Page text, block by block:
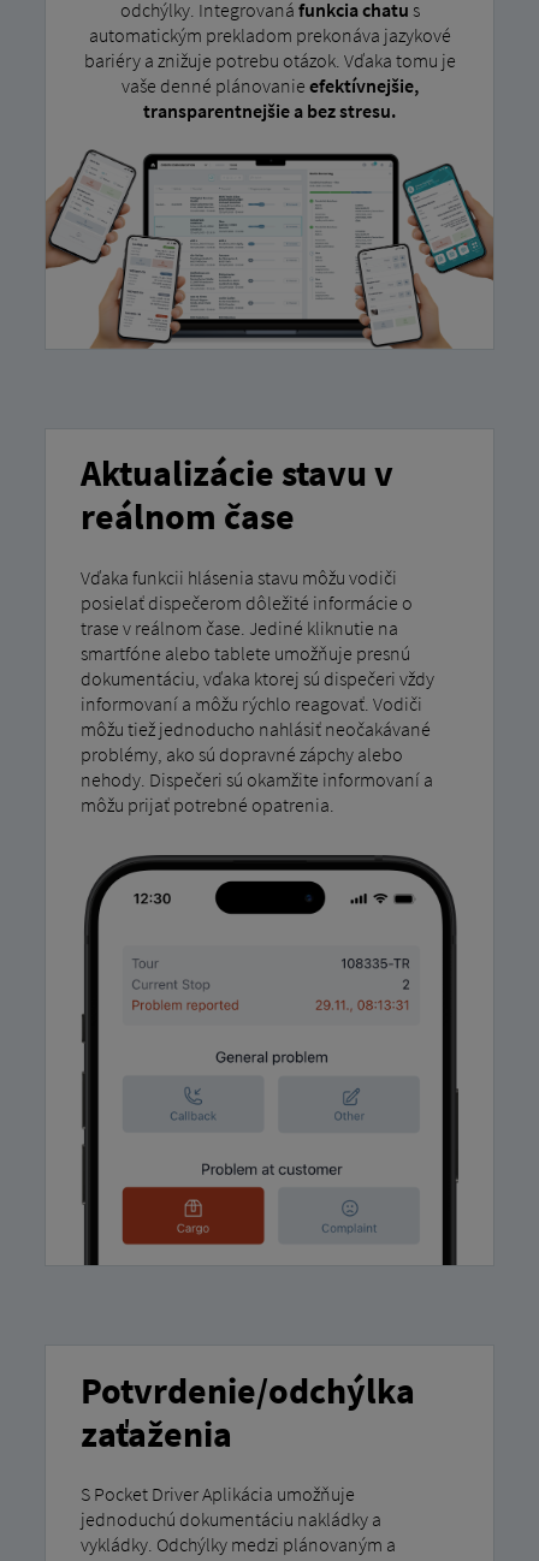
odchýlky. Integrovaná funkcia chatu s
automatickým prekladom prekonáva jazykové
bariéry a znižuje potrebu otázok. Vďaka tomu je
vaše denné plánovanie efektívnejšie,
transparentnejšie a bez stresu.
Aktualizácie stavu v
reálnom čase
Vďaka funkcii hlásenia stavu môžu vodiči
posielať dispečerom dôležité informácie o
trase v reálnom čase. Jediné kliknutie na
smartfóne alebo tablete umožňuje presnú
dokumentáciu, vďaka ktorej sú dispečeri vždy
informovaní a môžu rýchlo reagovať. Vodiči
môžu tiež jednoducho nahlásiť neočakávané
problémy, ako sú dopravné zápchy alebo
nehody. Dispečeri sú okamžite informovaní a
môžu prijať potrebné opatrenia.
Potvrdenie/odchýlka
zaťaženia
S Pocket Driver Aplikácia umožňuje
jednoduchú dokumentáciu nakládky a
vykládky. Odchýlky medzi plánovaným a